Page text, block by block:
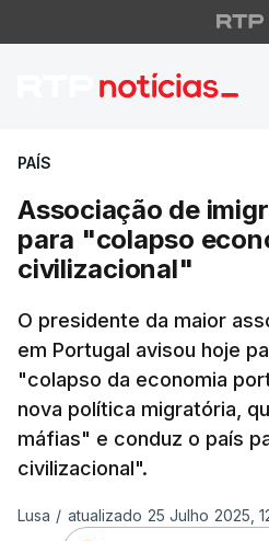
PAÍS
Associação de
para "colapso
civilizacional"
O presidente da maior
em Portugal avisou hoje
"colapso da economia
nova política migratória,
máfias" e conduz o país
civilizacional".
Lusa / atualizado 25 Julho 2025,